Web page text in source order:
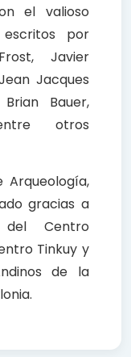
el valioso
por
Javier
Jacques
Bauer,
otros
Arqueología,
gracias a
Centro
Tinkuy y
de la